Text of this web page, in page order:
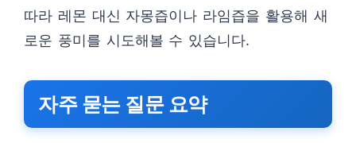
따라 레몬 대신 자몽즙이나 라임즙을 활용해 새
로운 풍미를 시도해볼 수 있습니다.
자주 묻는 질문 요약